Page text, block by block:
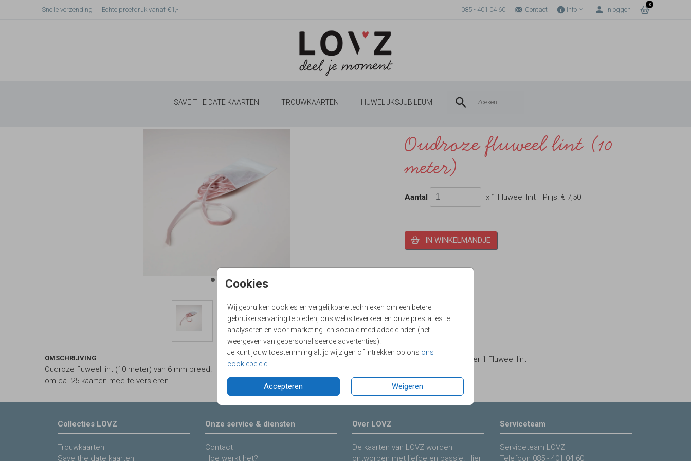
Snelle verzending Echte proefdruk vanaf €1,- 085 - 401 04 60 Contact Info Inloggen
0
SAVE THE DATE KAARTEN TROUWKAARTEN HUWELIJKSJUBILEUM
Cookies
Wij gebruiken cookies en vergelijkbare technieken om een betere
gebruikerservaring te bieden, ons websiteverkeer en onze prestaties te
analyseren en voor marketing- en sociale mediadoeleinden (het
weergeven van gepersonaliseerde advertenties).
Je kunt jouw toestemming altijd wijzigen of intrekken op ons ons
cookiebeleid.
Accepteren Weigeren
Oudroze fluweel lint (10
meter)
Aantal x 1 Fluweel lint Prijs: € 7,50
IN WINKELMANDJE
OMSCHRIJVING
Oudroze fluweel lint (10 meter) van 6 mm breed. Het fluweel zit aan één zijde van het lint. Geschikt
om ca. 25 kaarten mee te versieren.
Prijs:€ 7,50 per 1 Fluweel lint
Collecties LOVZ
Trouwkaarten
Save the date kaarten
Onze service & diensten
Contact
Hoe werkt het?
Over LOVZ
De kaarten van LOVZ worden
ontworpen met liefde en passie. Hier
Serviceteam
Serviceteam LOVZ
Telefoon 085 - 401 04 60